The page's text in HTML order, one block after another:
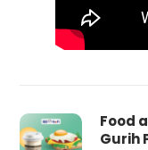
Food
Gurih